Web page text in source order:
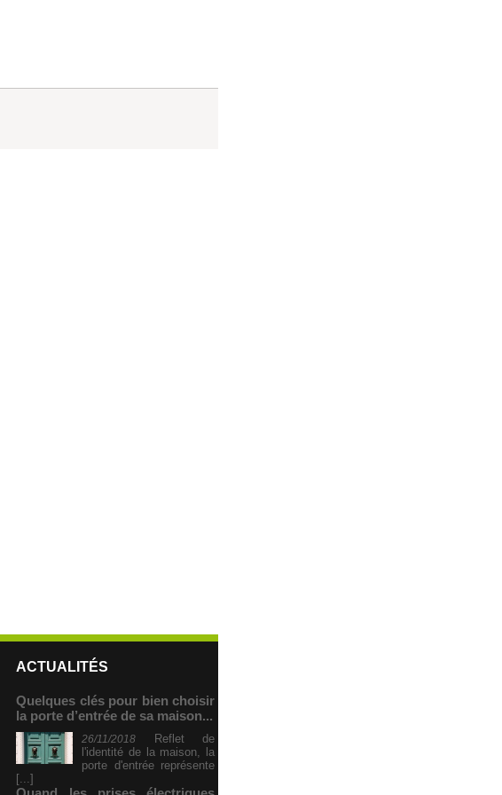
ACTUALITÉS
Quelques clés pour bien choisir
la porte d’entrée de sa maison...
26/11/2018 Reflet de
l'identité de la maison, la
porte d'entrée représente
[...]